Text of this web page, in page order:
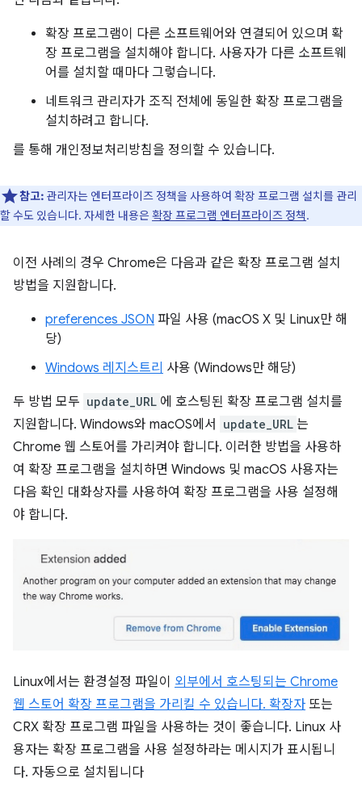
확장 프로그램이 다른 소프트웨어와 연결되어 있으며 확
장 프로그램을 설치해야 합니다. 사용자가 다른 소프트웨
어를 설치할 때마다 그렇습니다.
네트워크 관리자가 조직 전체에 동일한 확장 프로그램을
설치하려고 합니다.
를 통해 개인정보처리방침을 정의할 수 있습니다.
참고: 관리자는 엔터프라이즈 정책을 사용하여 확장 프로그램 설치를 관리
할 수도 있습니다. 자세한 내용은확장 프로그램 엔터프라이즈 정책.
이전 사례의 경우 Chrome은 다음과 같은 확장 프로그램 설치
방법을 지원합니다.
preferences JSON 파일 사용 (macOS X 및 Linux만 해
당)
Windows 레지스트리 사용 (Windows만 해당)
두 방법 모두 update_URL 에 호스팅된 확장 프로그램 설치를
지원합니다. Windows와 macOS에서
update_URL 는
Chrome 웹 스토어를 가리켜야 합니다. 이러한 방법을 사용하
여 확장 프로그램을 설치하면 Windows 및 macOS 사용자는
다음 확인 대화상자를 사용하여 확장 프로그램을 사용 설정해
야 합니다.
Linux에서는 환경설정 파일이 외부에서 호스팅되는 Chrome
웹 스토어 확장 프로그램을 가리킬 수 있습니다. 확장자 또는
CRX 확장 프로그램 파일을 사용하는 것이 좋습니다. Linux 사
용자는 확장 프로그램을 사용 설정하라는 메시지가 표시됩니
다. 자동으로 설치됩니다